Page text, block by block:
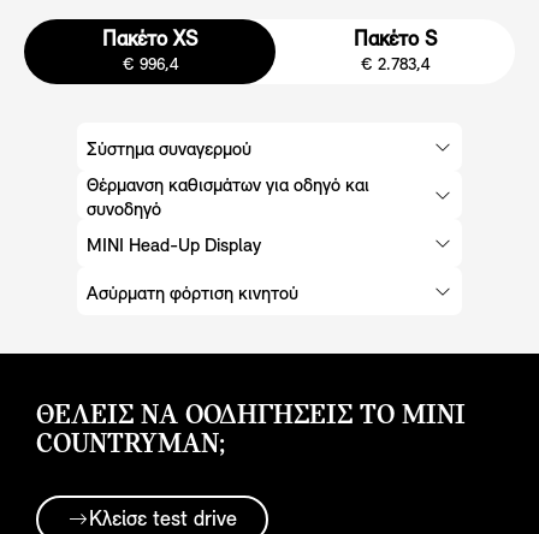
Πακέτο XS
€ 996,4
Πακέτο S
€ 2.783,4
Σύστημα συναγερμού
Θέρμανση καθισμάτων για οδηγό και
συνοδηγό
MINI Head-Up Display
Ασύρματη φόρτιση κινητού
ΘΈΛΕΙΣ ΝΑ ΟΟΔΗΓΗΣΕΙΣ ΤΟ MINI
COUNTRYMAN;
Κλείσε test drive